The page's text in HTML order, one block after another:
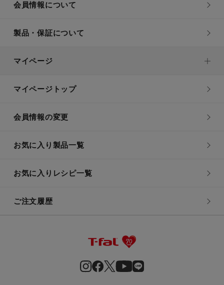
会員情報について
製品・保証について
マイページ
マイページトップ
会員情報の変更
お気に入り製品一覧
お気に入りレシピ一覧
ご注文履歴